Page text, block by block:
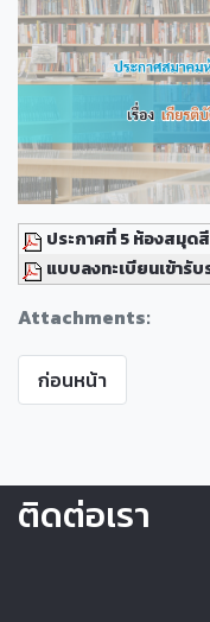
Attachments:
ประกาศที่ 5 ห้องสมุด
แบบลงทะเบียนเข้ารับ
ก่อนหน้า
ติดต่อเรา